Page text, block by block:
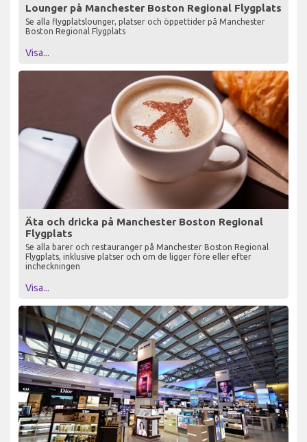
Lounger på Manchester Boston Regional Flygplats
Se alla flygplatslounger, platser och öppettider på Manchester
Boston Regional Flygplats
Visa...
Äta och dricka på Manchester Boston Regional
Flygplats
Se alla barer och restauranger på Manchester Boston Regional
Flygplats, inklusive platser och om de ligger före eller efter
incheckningen
Visa...